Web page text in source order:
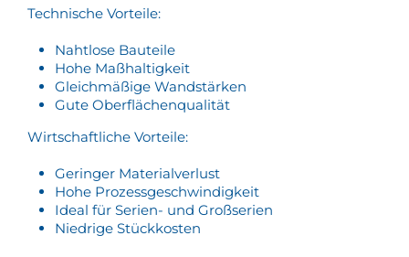
Technische Vorteile:
Nahtlose Bauteile
Hohe Maßhaltigkeit
Gleichmäßige Wandstärken
Gute Oberflächenqualität
Wirtschaftliche Vorteile:
Geringer Materialverlust
Hohe Prozessgeschwindigkeit
Ideal für Serien- und Großserien
Niedrige Stückkosten